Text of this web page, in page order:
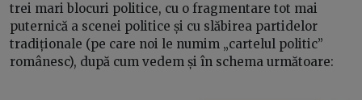
trei mari blocuri politice, cu o fragmentare tot mai
puternică a scenei politice și cu slăbirea partidelor
tradiționale (pe care noi le numim „cartelul politic”
românesc), după cum vedem și în schema următoare: